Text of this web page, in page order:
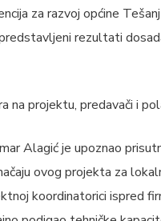
za razvoj općine
rezultati
na projektu, predavači i
Alagić je upoznao
ovog projekta za
koordinatorici ispred